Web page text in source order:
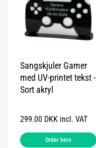
Sangskjuler Gamer
med UV-printet tekst -
Sort akryl
299.00 DKK incl. VAT
Order here